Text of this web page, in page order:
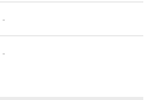
-
-